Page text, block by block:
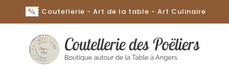
Coutellerie - Art de la table - Art Culinaire